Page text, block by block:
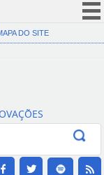
(COVID-19)
Canais
DO SITE